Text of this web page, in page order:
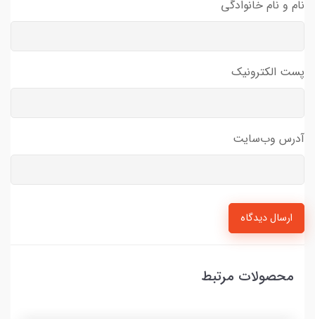
نام و نام خانوادگی
پست الکترونیک
آدرس وب‌سایت
ارسال دیدگاه
محصولات مرتبط